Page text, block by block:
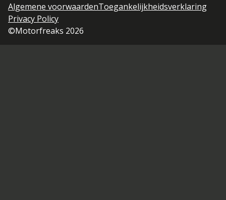
Algemene voorwaardenToegankelijkheidsverklaring
Privacy Policy
©Motorfreaks 2026